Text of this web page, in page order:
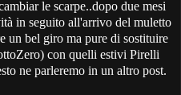
le scarpe..dopo due mesi
in seguito all'arrivo del muletto
un bel giro ma pure di sostituire
con quelli estivi Pirelli
ne parleremo in un altro post.